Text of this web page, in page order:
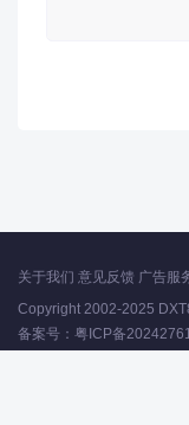
关于我们 意见反馈 广告服
Copyright 2002-2025
备案号： 粤ICP备